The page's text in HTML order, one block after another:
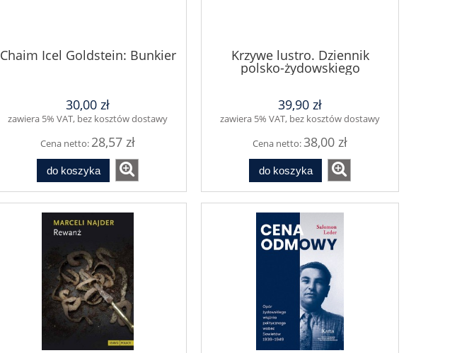
Chaim Icel Goldstein: Bunkier
30,00 zł
zawiera 5% VAT, bez kosztów dostawy
Cena netto: 28,57 zł
do koszyka
Krzywe lustro. Dziennik
polsko-żydowskiego
pojednania
39,90 zł
zawiera 5% VAT, bez kosztów dostawy
Cena netto:38,00 zł
do koszyka